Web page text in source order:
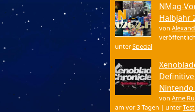
NMag-
Halbjahr
von
unterSpecial
Nintendo
von Arne
am vor 3 Tagen | unterTest